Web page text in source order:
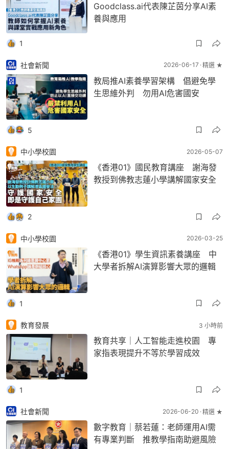
Goodclass.ai代表陳芷茵分享AI素
養與應用
1
社會新聞 2026-06-17 精選 ★
教局推AI素養學習架構 倡避免學
生思維外判 勿用AI危害國安
5
中小學校園 2026-05-07
《香港01》國民教育講座 謝海發
教授到佛教志蓮小學講解國家安全
2
中小學校園 2026-03-25
《香港01》學生資訊素養講座 中
大學者拆解AI演算影響大眾的邏輯
1
教育發展 3 小時前
教育共享｜人工智能走進校園 專
家指表現提升不等於學習成效
1
社會新聞 2026-06-20 精選 ★
數字教育｜蔡若蓮：老師運用AI需
有專業判斷 推教學指南助避風險